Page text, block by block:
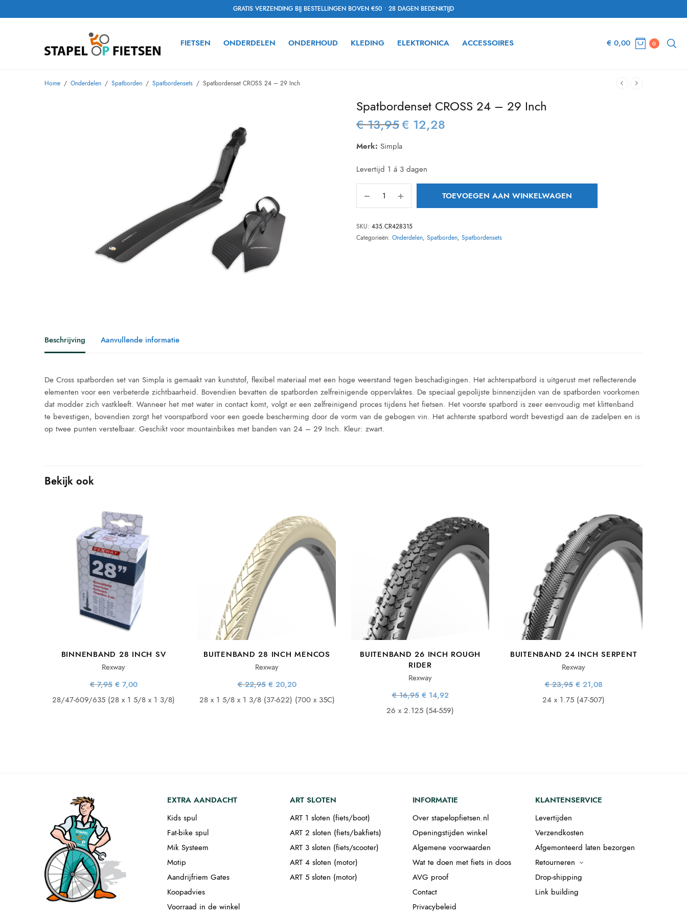
GRATIS VERZENDING BIJ BESTELLINGEN BOVEN €50 • 28 DAGEN BEDENKTIJD
FIETSEN ONDERDELEN ONDERHOUD KLEDING ELEKTRONICA ACCESSOIRES € 0,00 0
Home / Onderdelen / Spatborden / Spatbordensets / Spatbordenset CROSS 24 – 29 Inch
Spatbordenset CROSS 24 – 29 Inch
€13,95 Oorspronkelijke
€ 13,95.
€ 12,28
Merk: Simpla
Levertijd 1 á 3 dagen
TOEVOEGEN AAN WINKELWAGEN
SKU: 435.CR428315
Categorieën: Onderdelen, Spatborden, Spatbordensets
Beschrijving Aanvullende informatie
De Cross spatborden set van Simpla is gemaakt van kunststof, flexibel materiaal met een hoge weerstand tegen beschadigingen. Het achterspatbord is uitgerust met reflecterende
elementen voor een verbeterde zichtbaarheid. Bovendien bevatten de spatborden zelfreinigende oppervlaktes. De speciaal gepolijste binnenzijden van de spatborden voorkomen
dat modder zich vastkleeft. Wanneer het met water in contact komt, volgt er een zelfreinigend proces tijdens het fietsen. Het voorste spatbord is zeer eenvoudig met klittenband
te bevestigen, bovendien zorgt het voorspatbord voor een goede bescherming door de vorm van de gebogen vin. Het achterste spatbord wordt bevestigd aan de zadelpen en is
op twee punten verstelbaar. Geschikt voor mountainbikes met banden van 24 – 29 Inch. Kleur: zwart.
Bekijk ook
BINNENBAND 28 INCH SV
Rexway
€7,95 Oorspronkelijke
prijs was:
€ 7,95.
€ 7,00Huidige
€ 7,00.
28/47-609/635 (28 x 1 5/8 x 1 3/8)
BUITENBAND 28 INCH MENCOS
Rexway
€22,95 Oorspronkelijke
prijs was:
€ 22,95.
€ 20,20
€ 20,20.
28 x 1 5/8 x 1 3/8 (37-622) (700 x 35C)
BUITENBAND 26 INCH ROUGH
RIDER
Rexway
€16,95 Oorspronkelijke
prijs was:
€ 16,95.
€ 14,92
€ 14,92.
26 x 2.125 (54-559)
BUITENBAND 24 INCH SERPENT
Rexway
€23,95 Oorspronkelijke
prijs was:
€ 23,95.
€ 21,08
€ 21,08.
24 x 1.75 (47-507)
EXTRA AANDACHT
Kids spul
Fat-bike spul
Mik Systeem
Motip
Aandrijfriem Gates
Koopadvies
Voorraad in de winkel
ART SLOTEN
ART 1 sloten (fiets/boot)
ART 2 sloten (fiets/bakfiets)
ART 3 sloten (fiets/scooter)
ART 4 sloten (motor)
ART 5 sloten (motor)
INFORMATIE
Over stapelopfietsen.nl
Openingstijden winkel
Algemene voorwaarden
Wat te doen met fiets in doos
AVG proof
Contact
Privacybeleid
KLANTENSERVICE
Levertijden
Verzendkosten
Afgemonteerd laten bezorgen
Retourneren
Drop-shipping
Link building